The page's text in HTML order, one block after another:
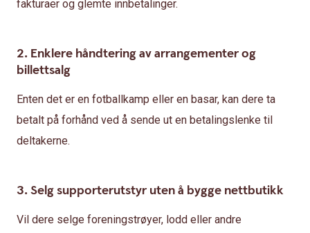
fakturaer og glemte innbetalinger.
2. Enklere håndtering av arrangementer og
billettsalg
Enten det er en fotballkamp eller en basar, kan dere ta
betalt på forhånd ved å sende ut en betalingslenke til
deltakerne.
3. Selg supporterutstyr uten å bygge nettbutikk
Vil dere selge foreningstrøyer, lodd eller andre